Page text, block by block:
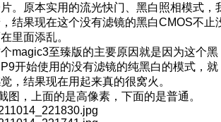
。原本实用的流光快门、黑白照相模式，
结果现在这个没有滤镜的黑白CMOS不止
里面添乱。
magic3至臻版的主要原因就是因为这个黑
开始使用的没有滤镜的纯黑白的模式，就
，结果现在用起来真的很窝火。
图，上面的是高像素，下面的是普通。